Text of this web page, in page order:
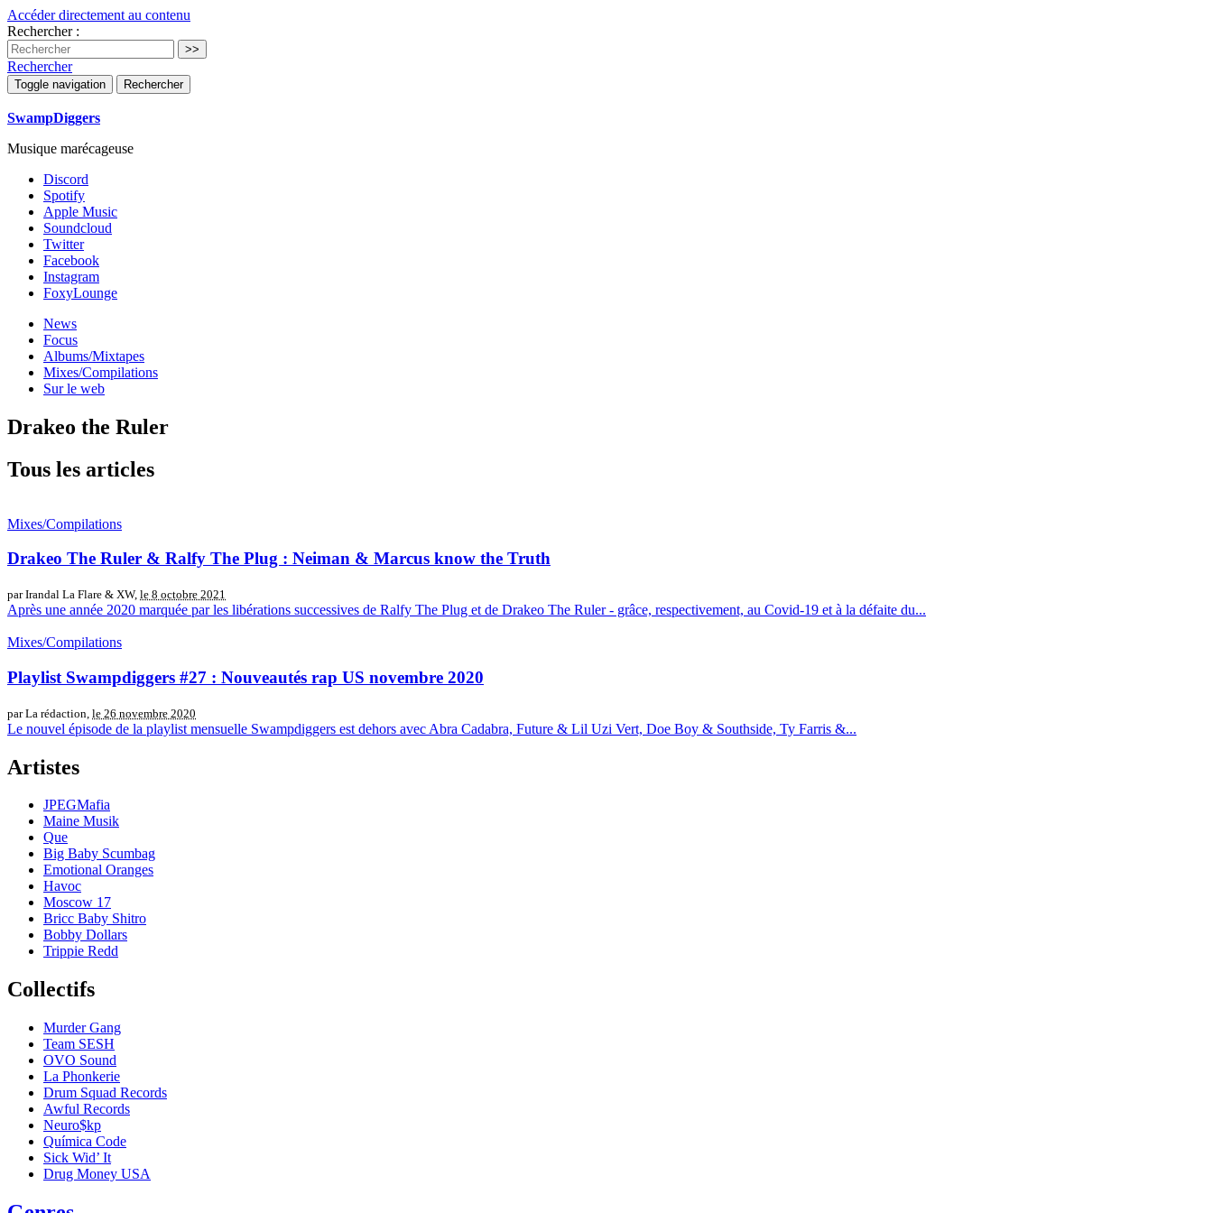
Accéder directement au contenu
Rechercher :
Rechercher
Toggle navigation Rechercher
SwampDiggers
Musique marécageuse
Discord
Spotify
Apple Music
Soundcloud
Twitter
Facebook
Instagram
FoxyLounge
News
Focus
Albums/Mixtapes
Mixes/Compilations
Sur le web
Drakeo the Ruler
Tous les articles
Mixes/Compilations
Drakeo The Ruler & Ralfy The Plug : Neiman & Marcus know the Truth
par Irandal La Flare & XW, le 8 octobre 2021
Après une année 2020 marquée par les libérations successives de Ralfy The Plug et de Drakeo The Ruler - grâce, respectivement, au Covid-19 et à la défaite du...
Mixes/Compilations
Playlist Swampdiggers #27 : Nouveautés rap US novembre 2020
par La rédaction, le 26 novembre 2020
Le nouvel épisode de la playlist mensuelle Swampdiggers est dehors avec Abra Cadabra, Future & Lil Uzi Vert, Doe Boy & Southside, Ty Farris &...
Artistes
JPEGMafia
Maine Musik
Que
Big Baby Scumbag
Emotional Oranges
Havoc
Moscow 17
Bricc Baby Shitro
Bobby Dollars
Trippie Redd
Collectifs
Murder Gang
Team SESH
OVO Sound
La Phonkerie
Drum Squad Records
Awful Records
Neuro$kp
Química Code
Sick Wid’ It
Drug Money USA